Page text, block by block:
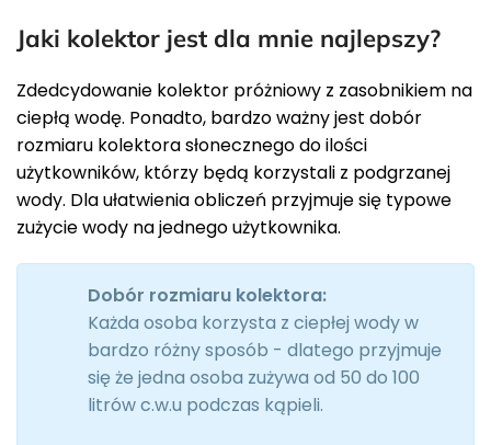
Jaki kolektor jest dla mnie najlepszy?
Zdedcydowanie kolektor próżniowy z zasobnikiem na
ciepłą wodę. Ponadto, bardzo ważny jest dobór
rozmiaru kolektora słonecznego do ilości
użytkowników, którzy będą korzystali z podgrzanej
wody. Dla ułatwienia obliczeń przyjmuje się typowe
zużycie wody na jednego użytkownika.
Dobór rozmiaru kolektora:
Każda osoba korzysta z ciepłej wody w
bardzo różny sposób - dlatego przyjmuje
się że jedna osoba zużywa od 50 do 100
litrów c.w.u podczas kąpieli.